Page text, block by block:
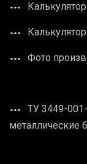
Фото
ТУ 3449-
металлические